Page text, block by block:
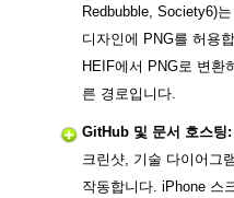
Redbubble, Society6)
디자인에 PNG를 허용
HEIF에서 PNG로 변환
른 경로입니다.
GitHub 및 문서 호스팅:
크린샷, 기술 다이어그
작동합니다. iPhone 스